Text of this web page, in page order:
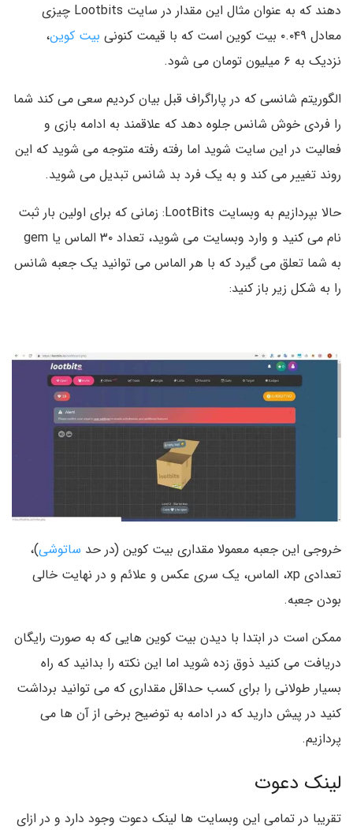
دهند که به عنوان مثال این مقدار در سایت Lootbits چیزی
معادل ۰.۰۴۹ بیت کوین است که با قیمت کنونی
بیت کوین،
نزدیک به ۶ میلیون تومان می شود.
الگوریتم شانسی که در پاراگراف قبل بیان کردیم سعی می کند شما
را فردی خوش شانس جلوه دهد که علاقمند به ادامه بازی و
فعالیت در این سایت شوید اما رفته رفته متوجه می شوید که این
روند تغییر می کند و به یک فرد بد شانس تبدیل می شوید.
حالا بپردازیم به وبسایت LootBits: زمانی که برای اولین بار ثبت
نام می کنید و وارد وبسایت می شوید، تعداد ۳۰ الماس یا gem
به شما تعلق می گیرد که با هر الماس می توانید یک جعبه شانس
را به شکل زیر باز کنید:
خروجی این جعبه معمولا مقداری بیت کوین (در حد ساتوشی)،
تعدادی xp، الماس، یک سری عکس و علائم و در نهایت خالی
بودن جعبه.
ممکن است در ابتدا با دیدن بیت کوین هایی که به صورت رایگان
دریافت می کنید ذوق زده شوید اما این نکته را بدانید که راه
بسیار طولانی را برای کسب حداقل مقداری که می توانید برداشت
کنید در پیش دارید که در ادامه به توضیح برخی از آن ها می
پردازیم.
لینک دعوت
تقریبا در تمامی این وبسایت ها لینک دعوت وجود دارد و در ازای